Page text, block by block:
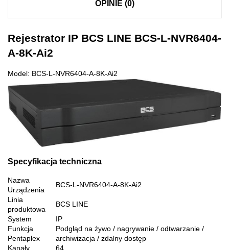
OPINIE (0)
Rejestrator IP BCS LINE BCS-L-NVR6404-
A-8K-Ai2
Model: BCS-L-NVR6404-A-8K-Ai2
Specyfikacja techniczna
Nazwa
Urządzenia
BCS-L-NVR6404-A-8K-Ai2
Linia
produktowa
BCS LINE
System
IP
Funkcja
Pentaplex
Podgląd na żywo / nagrywanie / odtwarzanie /
archiwizacja / zdalny dostęp
Kanały
64